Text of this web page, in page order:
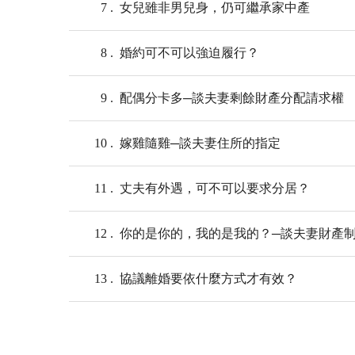
7 女兒雖非男兒身，仍可繼承家中產
8 婚約可不可以強迫履行？
9 配偶分卡多─談夫妻剩餘財產分配請求權
10 嫁雞隨雞─談夫妻住所的指定
11 丈夫有外遇，可不可以要求分居？
12 你的是你的，我的是我的？─談夫妻財產
13 協議離婚要依什麼方式才有效？